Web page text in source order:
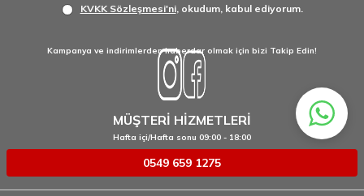
KVKK Sözleşmesi'ni, okudum, kabul ediyorum.
Kampanya ve indirimlerden haberdar olmak için bizi Takip Edin!
MÜŞTERİ HİZMETLERİ
Hafta içi/Hafta sonu 09:00 - 18:00
0549 659 1275